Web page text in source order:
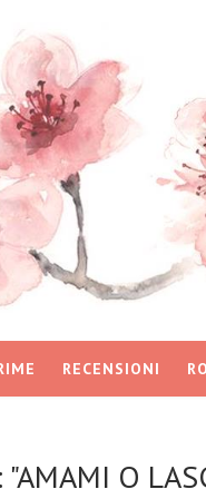
RECENSIONI
O